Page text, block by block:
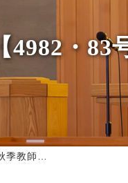
【4982・
【4982・83号】2022年秋季教師検定試験（1面）